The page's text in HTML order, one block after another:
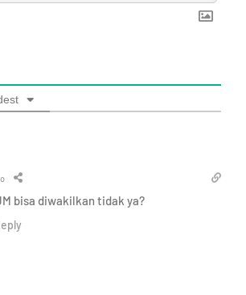
bisa diwakilkan tidak ya?